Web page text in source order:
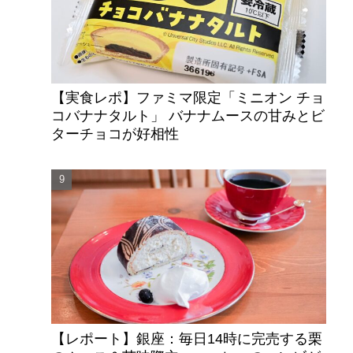
【実食レポ】ファミマ限定「ミニオン チョ
コバナナタルト」 バナナムースの甘みとビ
ターチョコが好相性
【レポート】銀座：毎日14時に完売する栗